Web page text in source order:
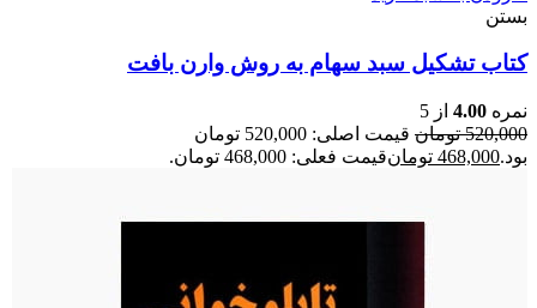
بستن
کتاب تشکیل سبد سهام به روش وارن بافت
نمره 4.00 از 5
520,000 تومان
قیمت اصلی: 520,000 تومان
بود.468,000 تومانقیمت فعلی: 468,000 تومان.